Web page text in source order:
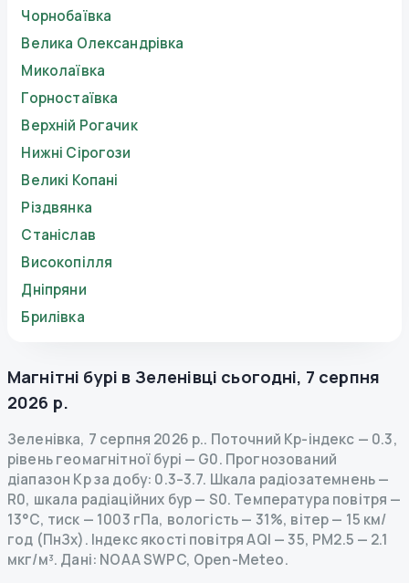
Чорнобаївка
Велика Олександрівка
Миколаївка
Горностаївка
Верхній Рогачик
Нижні Сірогози
Великі Копані
Різдвянка
Станіслав
Високопілля
Дніпряни
Брилівка
Магнітні бурі в Зеленівці сьогодні, 7 серпня
2026 р.
Зеленівка, 7 серпня 2026 р.. Поточний Kp-індекс — 0.3,
рівень геомагнітної бурі — G0. Прогнозований
діапазон Kp за добу: 0.3–3.7. Шкала радіозатемнень—
R0, шкала радіаційних бур— S0. Температура повітря —
13°C, тиск — 1003 гПа, вологість — 31%, вітер — 15 км/
год (ПнЗх). Індекс якості повітря AQI — 35, PM2.5 — 2.1
мкг/м³. Дані: NOAA SWPC, Open-Meteo.